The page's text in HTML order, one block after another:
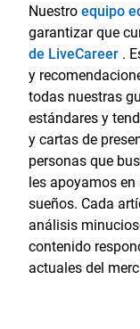
Nuestroequipo
garantizar que
de LiveCareer .
y
todas nuestras
estándares y
y cartas de
personas que
les apoyamos
sueños. Cada
análisis
contenido
actuales del